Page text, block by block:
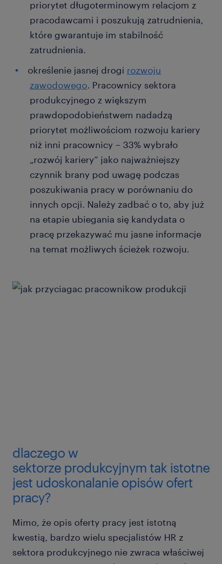
priorytet długoterminowym relacjom z
pracodawcami i poszukują zatrudnienia,
które gwarantuje im stabilność
zatrudnienia.
określenie jasnej drogi rozwoju
zawodowego. Pracownicy sektora
produkcyjnego z większym
prawdopodobieństwem nadadzą
priorytet możliwościom rozwoju kariery
niż inni pracownicy – 33% wybrało
„rozwój kariery” jako najważniejszy
czynnik brany pod uwagę podczas
poszukiwania pracy w porównaniu do
innych opcji. Należy zadbać o to, aby już
na etapie ubiegania się kandydata o
pracę przekazywać mu jasne informacje
na temat możliwych ścieżek rozwoju.
dlaczego w
sektorze produkcyjnym tak istotne
jest udoskonalanie opisów ofert
pracy?
Mimo, że opis oferty pracy jest istotną
kwestią, bardzo wielu specjalistów HR z
sektora produkcyjnego nie zwraca właściwej